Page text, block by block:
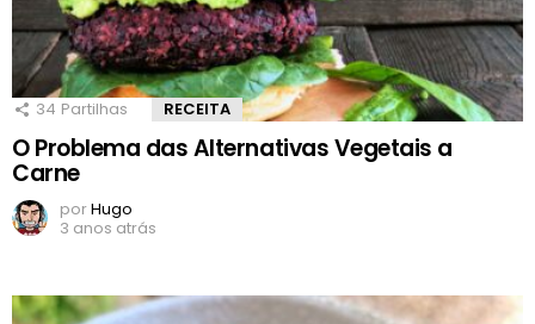
34 Partilhas RECEITA
O Problema das Alternativas Vegetais a
Carne
porHugo
3 anos atrás